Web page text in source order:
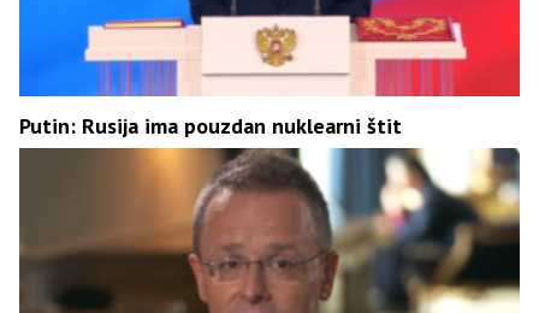
Putin: Rusija ima pouzdan nuklearni štit